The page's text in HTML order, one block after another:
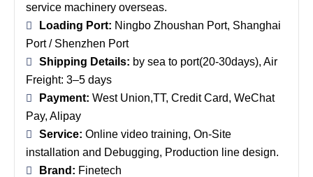
service machinery overseas.
Loading Port: Ningbo Zhoushan Port, Shanghai
Port / Shenzhen Port
Shipping Details: by sea to port(20-30days), Air
Freight: 3–5 days
Payment: West Union,TT, Credit Card, WeChat
Pay, Alipay
Service: Online video training, On-Site
installation and Debugging, Production line design.
Brand: Finetech